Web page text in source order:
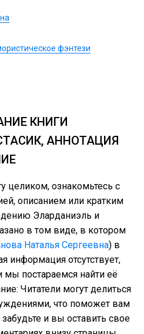
фэнтези
КНИГИ
АННОТАЦИЯ
целиком, ознакомьтесь с
описанием или кратким
Эларданиэль и
в том виде, в котором
Наталья Сергеевна) в
информация отсутствует,
мы постараемся найти её
Читатели могут делиться
что поможет вам
и вы оставить свое